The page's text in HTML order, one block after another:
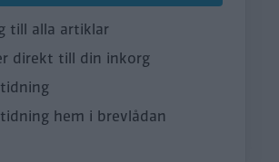
till alla artiklar
direkt till din inkorg
hem i brevlådan